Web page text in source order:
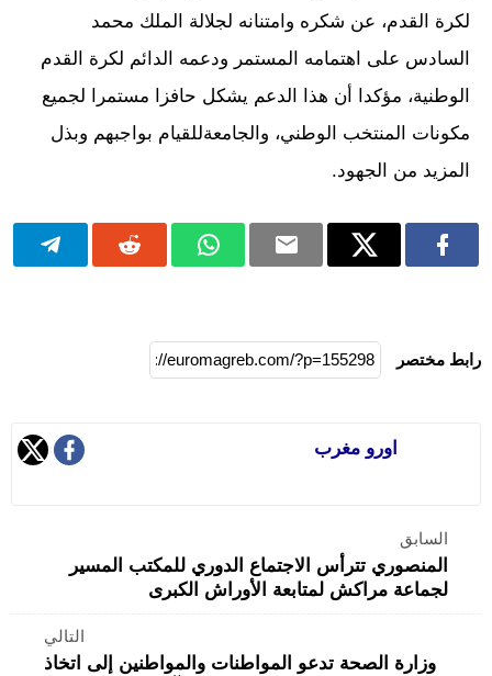
لكرة القدم، عن شكره وامتنانه لجلالة الملك محمد
السادس على اهتمامه المستمر ودعمه الدائم لكرة القدم
الوطنية، مؤكدا أن هذا الدعم يشكل حافزا مستمرا لجميع
مكونات المنتخب الوطني، والجامعةللقيام بواجبهم وبذل
المزيد من الجهود.
رابط مختصر
اورو مغرب
السابق
المنصوري تترأس الاجتماع الدوري للمكتب المسير
لجماعة مراكش لمتابعة الأوراش الكبرى
التالي
وزارة الصحة تدعو المواطنات والمواطنين إلى اتخاذ